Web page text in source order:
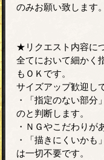
のみお願い致します。
★リクエスト内容に
全てにおいて細かく
もＯＫです。
サイズアップ歓迎し
・「指定のない部分
のと判断します。
・ＮＧやこだわりが
・「描きにくいかも
は一切不要です。